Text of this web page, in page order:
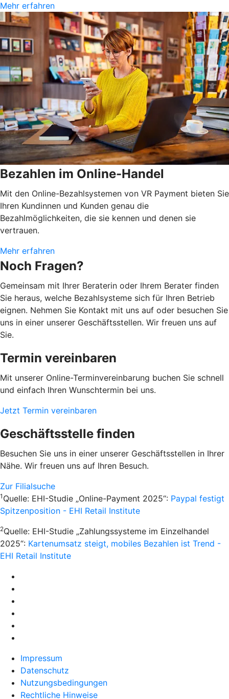
Mehr erfahren
Bezahlen im Online-Handel
Mit den Online-Bezahlsystemen von VR Payment bieten Sie
Ihren Kundinnen und Kunden genau die
Bezahlmöglichkeiten, die sie kennen und denen sie
vertrauen.
Mehr erfahren
Noch Fragen?
Gemeinsam mit Ihrer Beraterin oder Ihrem Berater finden
Sie heraus, welche Bezahlsysteme sich für Ihren Betrieb
eignen. Nehmen Sie Kontakt mit uns auf oder besuchen Sie
uns in einer unserer Geschäftsstellen. Wir freuen uns auf
Sie.
Termin vereinbaren
Mit unserer Online-Terminvereinbarung buchen Sie schnell
und einfach Ihren Wunschtermin bei uns.
Jetzt Termin vereinbaren
Geschäftsstelle finden
Besuchen Sie uns in einer unserer Geschäftsstellen in Ihrer
Nähe. Wir freuen uns auf Ihren Besuch.
Zur Filialsuche
1 Quelle: EHI-Studie „Online-Payment 2025“: Paypal festigt
Spitzenposition - EHI Retail Institute
2Quelle: EHI-Studie „Zahlungssysteme im Einzelhandel
2025“: Kartenumsatz steigt, mobiles Bezahlen ist Trend -
EHI Retail Institute
Impressum
Datenschutz
Nutzungsbedingungen
Rechtliche Hinweise